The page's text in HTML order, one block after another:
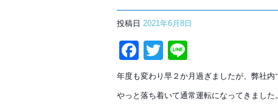
投稿日 2021年6月8日
Facebook
Twitter
年度も変わり早２か月過ぎましたが、弊社内
やっと落ち着いて通常運転になってきました。